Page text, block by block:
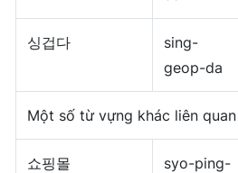
싱겁다
sing-
geop-da
Một số từ vựng khác liên
쇼핑몰
syo-ping-